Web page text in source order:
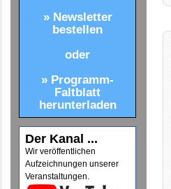
» Newsletter
bestellen
oder
» Programm-
Faltblatt
herunterladen
Der Kanal ...
Wir veröffentlichen
Aufzeichnungen unserer
Veranstaltungen.